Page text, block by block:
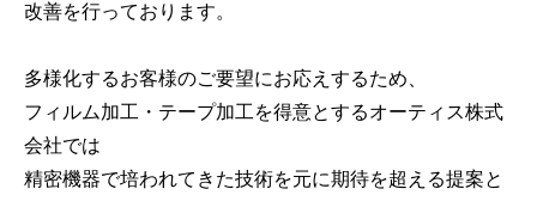
改善を行っております。
多様化するお客様のご要望にお応えするため、
フィルム加工・テープ加工を得意とするオーティス株式
会社では
精密機器で培われてきた技術を元に期待を超える提案と